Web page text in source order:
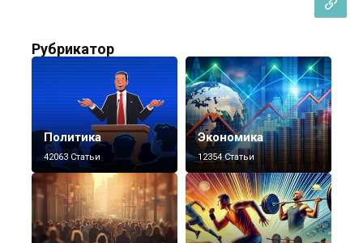
Рубрикатор
Политика
42063 Статьи
Экономика
12354 Статьи